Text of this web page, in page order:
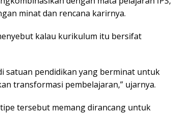
minat dan rencana karirnya.
kalau kurikulum itu bersifat
satuan pendidikan yang berminat untuk
transformasi pembelajaran,” ujarnya.
tersebut memang dirancang untuk